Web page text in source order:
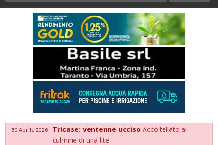
30 Aprile 2026 Tricase: ventenne uccisoAccoltellato al
culmine di una lite